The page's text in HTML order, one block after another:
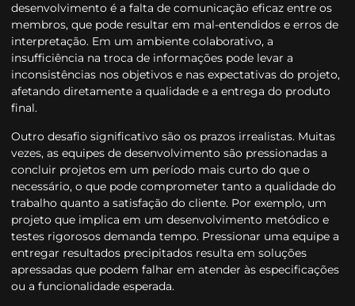
desenvolvimento é a falta de comunicação eficaz entre os
membros, que pode resultar em mal-entendidos e erros de
interpretação. Em um ambiente colaborativo, a
insufficiência na troca de informações pode levar a
inconsistências nos objetivos e nas expectativas do projeto,
afetando diretamente a qualidade e a entrega do produto
final.
Outro desafio significativo são os prazos irrealistas. Muitas
vezes, as equipes de desenvolvimento são pressionadas a
concluir projetos em um período mais curto do que o
necessário, o que pode comprometer tanto a qualidade do
trabalho quanto a satisfação do cliente. Por exemplo, um
projeto que implica em um desenvolvimento metódico e
testes rigorosos demanda tempo. Pressionar uma equipe a
entregar resultados precipitados resulta em soluções
apressadas que podem falhar em atender às especificações
ou a funcionalidade esperada.